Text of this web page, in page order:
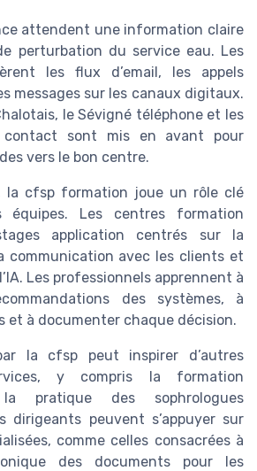
attendent une information claire
perturbation du service eau. Les
les flux d’email, les appels
messages sur les canaux digitaux.
le Sévigné téléphone et les
sont mis en avant pour
vers le bon centre.
la cfsp formation joue un rôle clé
équipes. Les centres formation
application centrés sur la
communication avec les clients et
Les professionnels apprennent à
des systèmes, à
et à documenter chaque décision.
la cfsp peut inspirer d’autres
y compris la formation
pratique des sophrologues
dirigeants peuvent s’appuyer sur
comme celles consacrées à
des documents pour les